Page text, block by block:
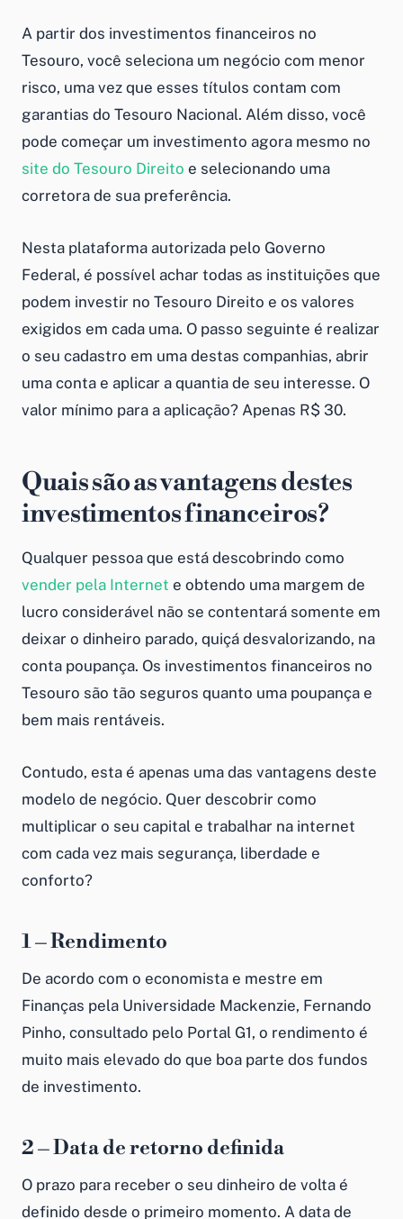
A partir dos investimentos financeiros no
Tesouro, você seleciona um negócio com menor
risco, uma vez que esses títulos contam com
garantias do Tesouro Nacional. Além disso, você
pode começar um investimento agora mesmo no
site do Tesouro Direito e selecionando uma
corretora de sua preferência.
Nesta plataforma autorizada pelo Governo
Federal, é possível achar todas as instituições que
podem investir no Tesouro Direito e os valores
exigidos em cada uma. O passo seguinte é realizar
o seu cadastro em uma destas companhias, abrir
uma conta e aplicar a quantia de seu interesse. O
valor mínimo para a aplicação? Apenas R$ 30.
Quais são as vantagens destes
investimentos financeiros?
Qualquer pessoa que está descobrindo como
vender pela Internet e obtendo uma margem de
lucro considerável não se contentará somente em
deixar o dinheiro parado, quiçá desvalorizando, na
conta poupança. Os investimentos financeiros no
Tesouro são tão seguros quanto uma poupança e
bem mais rentáveis.
Contudo, esta é apenas uma das vantagens deste
modelo de negócio. Quer descobrir como
multiplicar o seu capital e trabalhar na internet
com cada vez mais segurança, liberdade e
conforto?
1 – Rendimento
De acordo com o economista e mestre em
Finanças pela Universidade Mackenzie, Fernando
Pinho, consultado pelo Portal G1, o rendimento é
muito mais elevado do que boa parte dos fundos
de investimento.
2 – Data de retorno definida
O prazo para receber o seu dinheiro de volta é
definido desde o primeiro momento. A data de